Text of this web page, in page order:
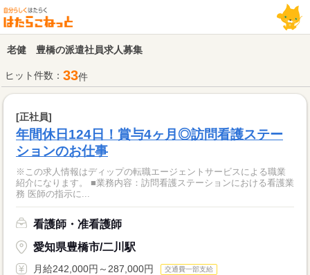
老健 豊橋の派遣社員求人募集
ヒット件数： 33件
[正社員]
年間休日124日！賞与4ヶ月◎訪問看護ステー
ションのお仕事
※この求人情報はディップの転職エージェントサービスによる職業
紹介になります。 ■業務内容：訪問看護ステーションにおける看護業
務 医師の指示に...
看護師・准看護師
愛知県豊橋市/二川駅
月給242,000円～287,000円 交通費一部支給